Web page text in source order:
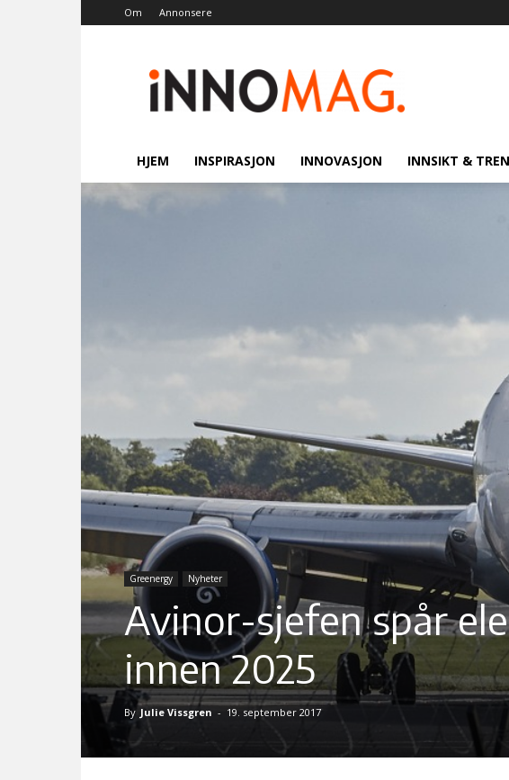
Om Annonsere
HJEM INSPIRASJON INNOVASJON INNSIKT &
Greenergy Nyheter
Avinor-sjefen spår
innen 2025
By Julie Vissgren - 19. september 2017